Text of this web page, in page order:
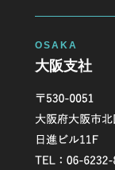
大阪支社